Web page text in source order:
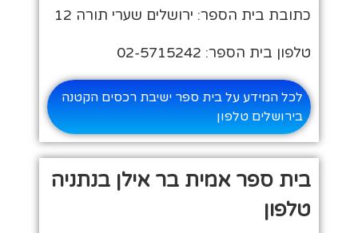
כתובת בית הספר: ירושלים שערי תורה 12
טלפון בית הספר: 02-5715242
לכל המידע על בית ספר ישיבת רכסים הקטנה
בירושלים טלפון
בית ספר אמית בר אילן בנתניה
טלפון